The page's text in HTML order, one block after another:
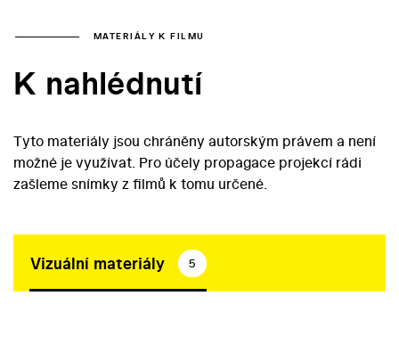
MATERIÁLY K FILMU
K nahlédnutí
Tyto materiály jsou chráněny autorským právem a není
možné je využívat. Pro účely propagace projekcí rádi
zašleme snímky z filmů k tomu určené.
Vizuální materiály 5